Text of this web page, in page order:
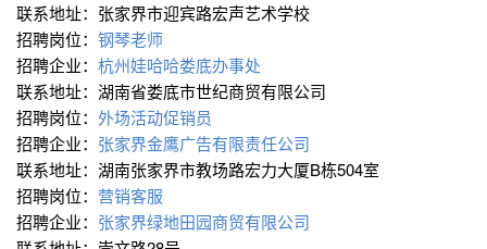
联系地址：张家界市迎宾路宏声艺术学校
招聘岗位： 钢琴老师
招聘企业： 杭州娃哈哈娄底办事处
联系地址：湖南省娄底市世纪商贸有限公司
招聘岗位： 外场活动促销员
招聘企业： 张家界金鹰广告有限责任公司
联系地址：湖南张家界市教场路宏力大厦B栋504室
招聘岗位： 营销客服
招聘企业： 张家界绿地田园商贸有限公司